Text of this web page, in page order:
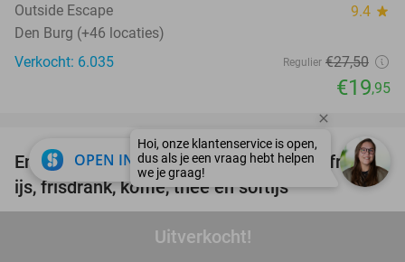
Uitverkocht!
Outside Escape 9.4 star
Den Burg (+46 locaties)
Verkocht: 6.035
Regulier €27,50
€19,95
32%
Entree Wunderland Kalkar + onbeperkt friet,
ijs, frisdrank, koffie, thee en softijs
Wunderland Kalkar
OPEN IN APP close